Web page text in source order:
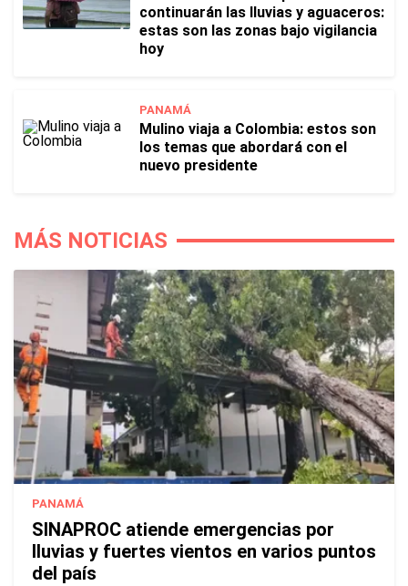
continuarán las lluvias y aguaceros:
estas son las zonas bajo vigilancia
hoy
PANAMÁ
Mulino viaja a Colombia: estos son
los temas que abordará con el
nuevo presidente
MÁS NOTICIAS
PANAMÁ
SINAPROC atiende emergencias por
lluvias y fuertes vientos en varios puntos
del país